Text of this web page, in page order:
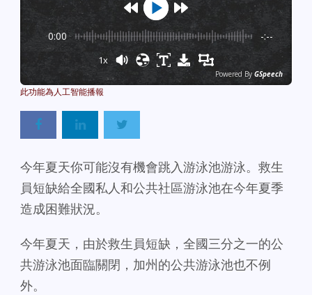
0:00 -:--
1x
Powered By GSpeech
今年夏天你可能沒有機會跳入游泳池游泳。救生
員短缺給全國私人和公共社區游泳池在今年夏季
造成困難狀況。
今年夏天，由於救生員短缺，全國三分之一的公
共游泳池面臨關閉，加州的公共游泳池也不例
外。